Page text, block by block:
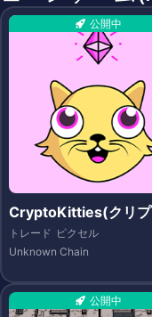
公開中
CryptoKitties(クリプ
ティーズ)
トレード ピクセル
Unknown Chain
公開中